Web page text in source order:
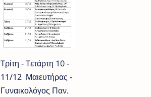
Tρίτη - Tετάρτη 10 -
11/12 Μαιευτήρας -
Γυναικολόγος Παν.